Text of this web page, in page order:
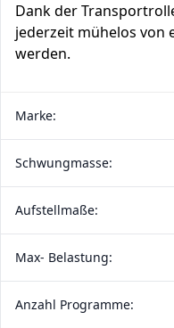
Dank der
jederzeit mühelos von
werden.
Marke:
Schwungmasse:
Aufstellmaße:
Max- Belastung:
Anzahl Programme: